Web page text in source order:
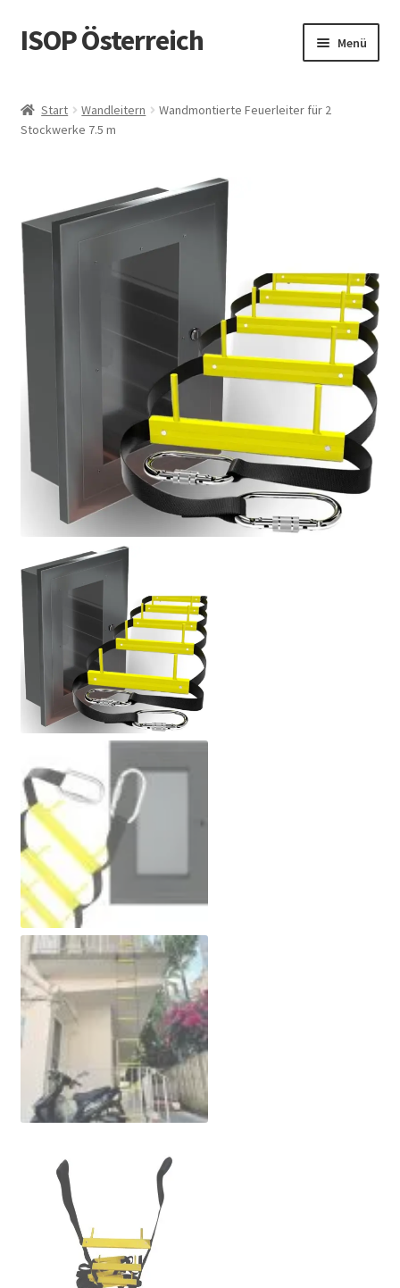
Zur
Navigation
Zum
Inhalt
ISOP Österreich Menü
Sport & Outdoor
Rettungs- und Überlebenssets
Großhandelsangebot
Blog
Videos
Kontaktiere uns
Politik
Start Wandleitern
Wandmontierte Feuerleiter für 2
Stockwerke 7.5 m